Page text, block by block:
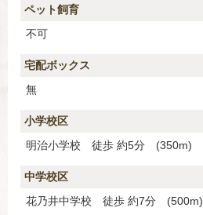
ペット飼育
不可
宅配ボックス
無
小学校区
明治小学校 徒歩 約5分 (350m)
中学校区
花乃井中学校 徒歩 約7分 (500m)